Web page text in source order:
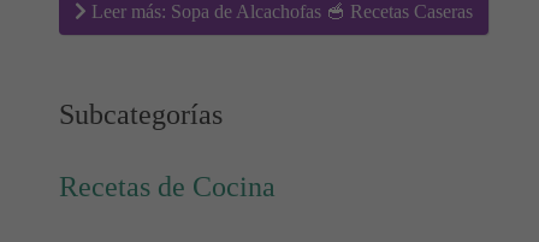
Leer más: Sopa de Alcachofas 🥣 Recetas Caseras
Subcategorías
Recetas de Cocina